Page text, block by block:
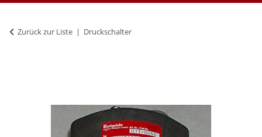
Zurück zur Liste Druckschalter